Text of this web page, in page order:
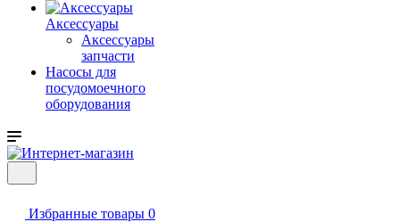
Аксессуары
Аксессуары
запчасти
Насосы для
посудомоечного
оборудования
Избранные товары 0